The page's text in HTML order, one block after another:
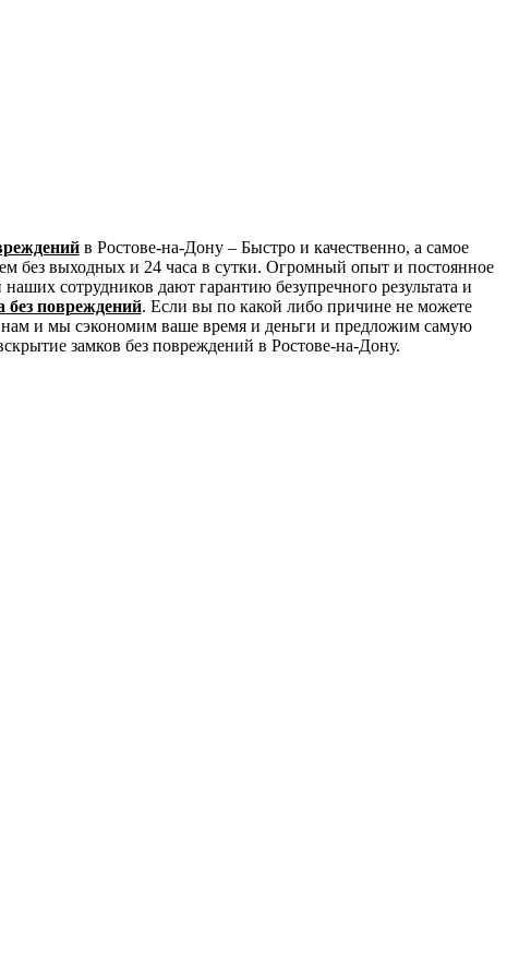
в Ростове-на-Дону – Быстро и качественно, а самое
без выходных и 24 часа в сутки. Огромный опыт и постоянное
сотрудников дают гарантию безупречного результата и
повреждений. Если вы по какой либо причине не можете
нам и мы сэкономим ваше время и деньги и предложим самую
замков без повреждений в Ростове-на-Дону.